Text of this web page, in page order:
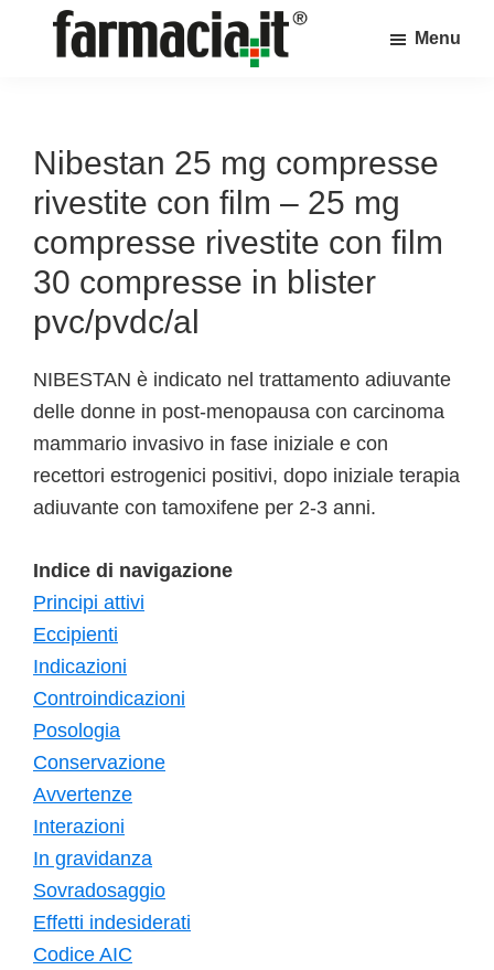
sul
mondo
della
farmacia
online
Menu
Nibestan 25 mg compresse
rivestite con film – 25 mg
compresse rivestite con film
30 compresse in blister
pvc/pvdc/al
NIBESTAN è indicato nel trattamento adiuvante
delle donne in post-menopausa con carcinoma
mammario invasivo in fase iniziale e con
recettori estrogenici positivi, dopo iniziale terapia
adiuvante con tamoxifene per 2-3 anni.
Indice di navigazione
Principi attivi
Eccipienti
Indicazioni
Controindicazioni
Posologia
Conservazione
Avvertenze
Interazioni
In gravidanza
Sovradosaggio
Effetti indesiderati
Codice AIC